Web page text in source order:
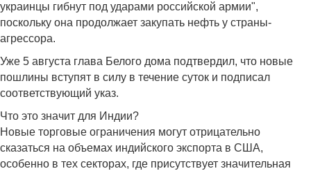
украинцы гибнут под ударами российской армии",
поскольку она продолжает закупать нефть у страны-
агрессора.
Уже 5 августа глава Белого дома подтвердил, что новые
пошлины вступят в силу в течение суток и подписал
соответствующий указ.
Что это значит для Индии?
Новые торговые ограничения могут отрицательно
сказаться на объемах индийского экспорта в США,
особенно в тех секторах, где присутствует значительная